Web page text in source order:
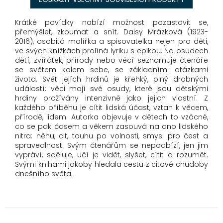
Krátké povídky nabízí možnost pozastavit se,
přemýšlet, zkoumat a snít. Daisy Mrázková (1923-
2016), osobitá malířka a spisovatelka nejen pro děti,
ve svých knížkách prolíná lyriku s epikou. Na osudech
dětí, zvířátek, přírody nebo věcí seznamuje čtenáře
se světem kolem sebe, se základními otázkami
života. Svět jejích hrdinů je křehký, plný drobných
událostí: věci mají své osudy, které jsou dětskými
hrdiny prožívány intenzivně jako jejich vlastní. Z
každého příběhu je cítit lidská účast, vztah k věcem,
přírodě, lidem. Autorka objevuje v dětech to vzácné,
co se pak časem a věkem zasouvá na dno lidského
nitra: něhu, cit, touhu po volnosti, smysl pro čest a
spravedlnost. Svým čtenářům se nepodbízí, jen jim
vypráví, sděluje, učí je vidět, slyšet, cítit a rozumět.
Svými knihami jakoby hledala cestu z citové chudoby
dnešního světa.